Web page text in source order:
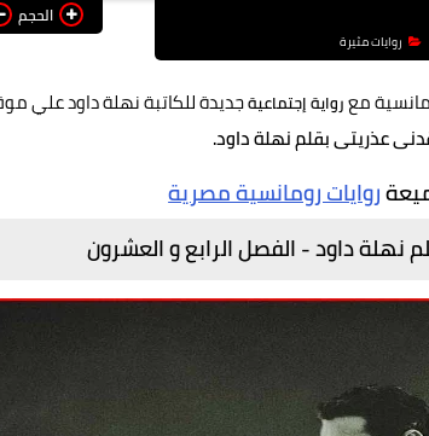
روايات مثيرة
الحجم
معرواية إجتماعيةجديدة للكاتبة نهلة داود علي
عذريتى بقلم نهلة داود.
روايات رومانسية مصرية
نهلة داود - الفصل الرابع و العشرون